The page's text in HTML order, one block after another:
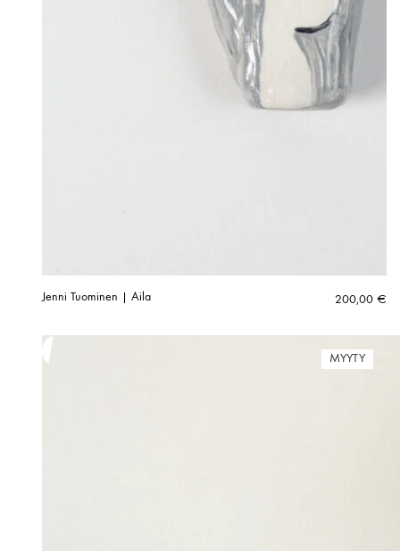
Jenni Tuominen | Aila 200,00 €
MYYTY